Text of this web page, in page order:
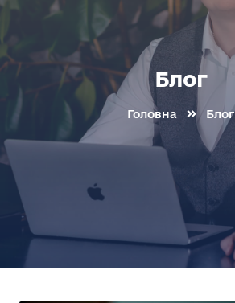
Блог
Головна Блог